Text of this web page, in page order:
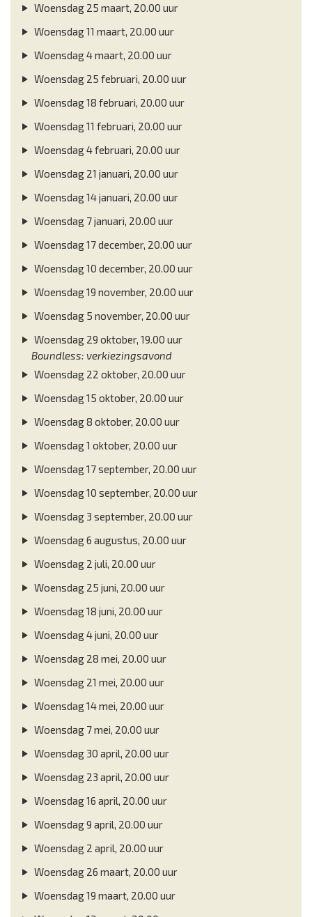
Woensdag 25 maart, 20.00 uur
Woensdag 11 maart, 20.00 uur
Woensdag 4 maart, 20.00 uur
Woensdag 25 februari, 20.00 uur
Woensdag 18 februari, 20.00 uur
Woensdag 11 februari, 20.00 uur
Woensdag 4 februari, 20.00 uur
Woensdag 21 januari, 20.00 uur
Woensdag 14 januari, 20.00 uur
Woensdag 7 januari, 20.00 uur
Woensdag 17 december, 20.00 uur
Woensdag 10 december, 20.00 uur
Woensdag 19 november, 20.00 uur
Woensdag 5 november, 20.00 uur
Woensdag 29 oktober, 19.00 uur
Boundless: verkiezingsavond
Woensdag 22 oktober, 20.00 uur
Woensdag 15 oktober, 20.00 uur
Woensdag 8 oktober, 20.00 uur
Woensdag 1 oktober, 20.00 uur
Woensdag 17 september, 20.00 uur
Woensdag 10 september, 20.00 uur
Woensdag 3 september, 20.00 uur
Woensdag 6 augustus, 20.00 uur
Woensdag 2 juli, 20.00 uur
Woensdag 25 juni, 20.00 uur
Woensdag 18 juni, 20.00 uur
Woensdag 4 juni, 20.00 uur
Woensdag 28 mei, 20.00 uur
Woensdag 21 mei, 20.00 uur
Woensdag 14 mei, 20.00 uur
Woensdag 7 mei, 20.00 uur
Woensdag 30 april, 20.00 uur
Woensdag 23 april, 20.00 uur
Woensdag 16 april, 20.00 uur
Woensdag 9 april, 20.00 uur
Woensdag 2 april, 20.00 uur
Woensdag 26 maart, 20.00 uur
Woensdag 19 maart, 20.00 uur